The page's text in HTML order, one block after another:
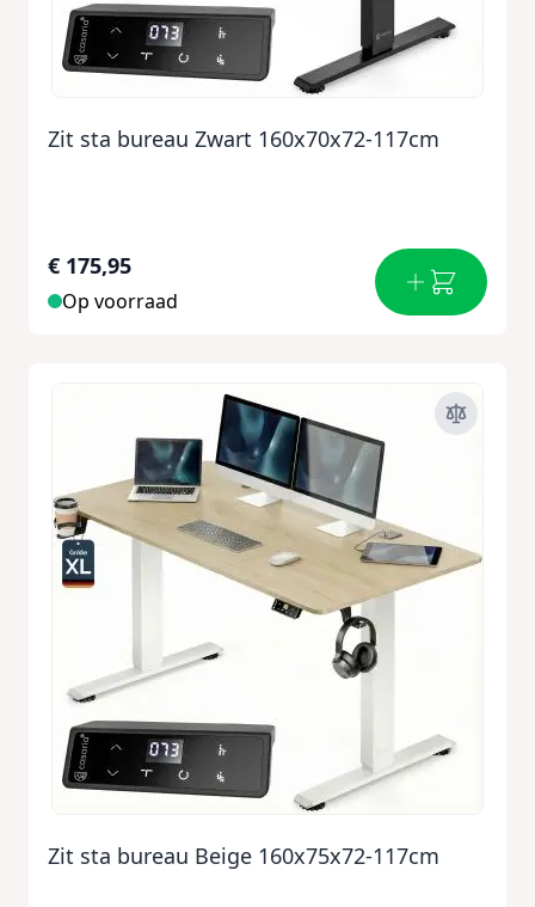
Zit sta bureau Zwart 160x70x72-117cm
€ 175,95
Op voorraad
Zit sta bureau Beige 160x75x72-117cm